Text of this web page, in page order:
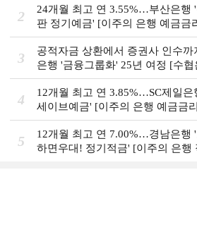
2
24개월 최고 연 3.55%…부산은행 '
판 정기예금' [이주의 은행 예금금
3
공적자금 상환에서 증권사 인수
은행 '금융그룹화' 25년 여정 [수협
그룹의 꿈①]
4
12개월 최고 연 3.85%…SC제일은
세이브예금' [이주의 은행 예금금
5
12개월 최고 연 7.00%…경남은행
하면우대! 정기적금' [이주의 은행